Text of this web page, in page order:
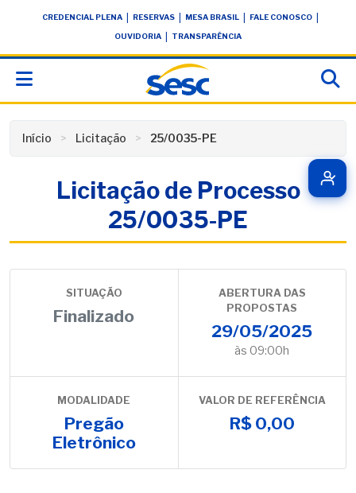
conteúdoCREDENCIAL PLENA RESERVAS MESA BRASIL FALE CONOSCO
OUVIDORIA TRANSPARÊNCIA
Início Licitação 25/0035-PE
Licitação de Processo
25/0035-PE
SITUAÇÃO
Finalizado
ABERTURA DAS
PROPOSTAS
29/05/2025
às 09:00h
MODALIDADE
Pregão
Eletrônico
VALOR DE REFERÊNCIA
R$ 0,00